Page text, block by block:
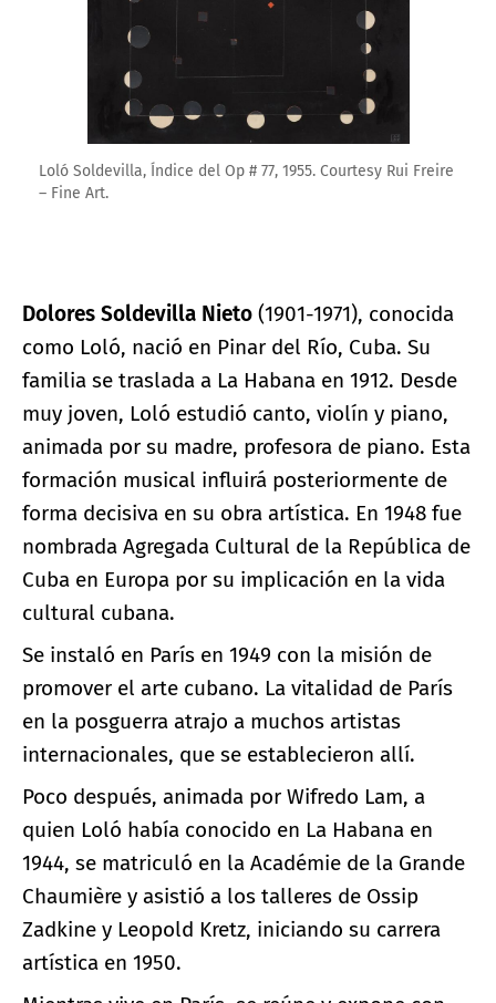
Loló Soldevilla, Índice del Op # 77, 1955. Courtesy Rui Freire
– Fine Art.
Dolores Soldevilla Nieto (1901-1971), conocida
como Loló, nació en Pinar del Río, Cuba. Su
familia se traslada a La Habana en 1912. Desde
muy joven, Loló estudió canto, violín y piano,
animada por su madre, profesora de piano. Esta
formación musical influirá posteriormente de
forma decisiva en su obra artística. En 1948 fue
nombrada Agregada Cultural de la República de
Cuba en Europa por su implicación en la vida
cultural cubana.
Se instaló en París en 1949 con la misión de
promover el arte cubano. La vitalidad de París
en la posguerra atrajo a muchos artistas
internacionales, que se establecieron allí.
Poco después, animada por Wifredo Lam, a
quien Loló había conocido en La Habana en
1944, se matriculó en la Académie de la Grande
Chaumière y asistió a los talleres de Ossip
Zadkine y Leopold Kretz, iniciando su carrera
artística en 1950.